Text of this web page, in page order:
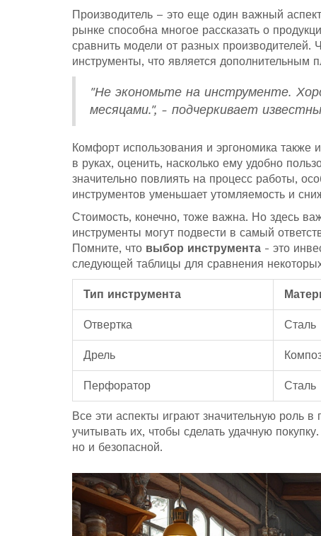
Производитель – это еще один важный
рынке способна многое рассказать о
сравнить модели от разных
инструменты, что является дополнительным
"Не экономьте на инструменте.
месяцами.", - подчеркивает
Комфорт использования и эргономика также
в руках, оценить, насколько ему удобно
значительно повлиять на процесс работы,
инструментов уменьшает утомляемость и
Стоимость, конечно, тоже важна. Но здесь
инструменты могут подвести в самый
Помните, что выбор инструмента - это
следующей таблицы для сравнения
Тип инструмента
Отвертка Сталь
Дрель
Перфоратор Сталь
Все эти аспекты играют значительную роль
учитывать их, чтобы сделать удачную
но и безопасной.